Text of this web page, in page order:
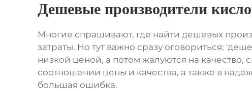
Дешевые производители
Многие спрашивают, где найти дешевых
затраты. Но тут важно сразу оговориться:
низкой ценой, а потом жалуются на
соотношении цены и качества, а также в
большая ошибка.